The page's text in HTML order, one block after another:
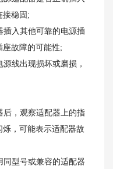
接稳固;
入其他可靠的电源插
座故障的可能性;
线出现损坏或磨损，
，观察适配器上的指
，可能表示适配器故
型号或兼容的适配器